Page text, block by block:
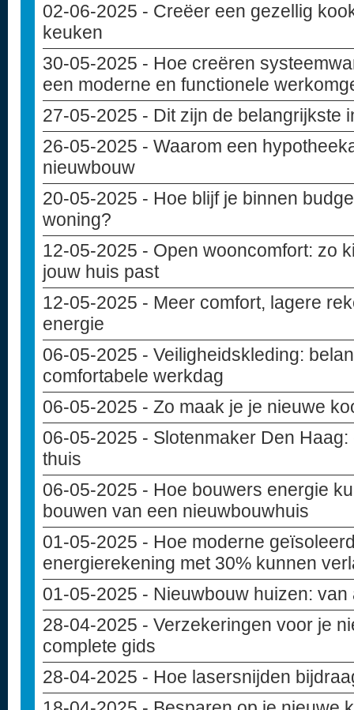
02-06-2025 - Creëer een gezellig
keuken
30-05-2025 - Hoe creëren
een moderne en functionele
27-05-2025 - Dit zijn de belangrijkste
26-05-2025 - Waarom een
nieuwbouw
20-05-2025 - Hoe blijf je binnen
woning?
12-05-2025 - Open wooncomfort: zo
jouw huis past
12-05-2025 - Meer comfort, lagere
energie
06-05-2025 - Veiligheidskleding:
comfortabele werkdag
06-05-2025 - Zo maak je je nieuwe
06-05-2025 - Slotenmaker Den
thuis
06-05-2025 - Hoe bouwers energie
bouwen van een nieuwbouwhuis
01-05-2025 - Hoe moderne
energierekening met 30% kunnen
01-05-2025 - Nieuwbouw huizen:
28-04-2025 - Verzekeringen voor je
complete gids
28-04-2025 - Hoe lasersnijden